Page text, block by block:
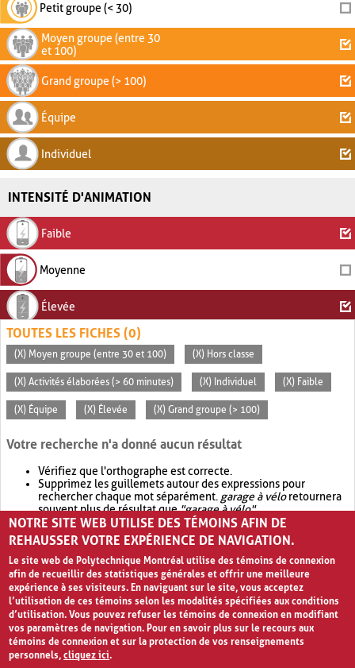
Petit groupe (< 30)
Moyen groupe (entre 30
et 100)
Grand groupe (> 100)
Équipe
Individuel
INTENSITÉ D'ANIMATION
Faible
Moyenne
Élevée
TOUTES LES FICHES (0)
(X) Moyen groupe (entre 30 et 100) (X) Hors classe
(X) Activités élaborées (> 60 minutes) (X) Individuel (X) Faible
(X) Équipe (X) Élevée (X) Grand groupe (> 100)
Votre recherche n'a donné aucun résultat
Vérifiez que l'orthographe est correcte.
Supprimez les guillemets autour des expressions pour
rechercher chaque mot séparément. garage à véloretournera
souvent plus de résultat que"garage à vélo".
Envisagez d'élargir votre recherche avec OR.garage OR vélo
retournera souvent plus de résultat quegarage à vélo
NOTRE SITE WEB UTILISE DES TÉMOINS AFIN DE
REHAUSSER VOTRE EXPÉRIENCE DE NAVIGATION.
Le site web de Polytechnique Montréal utilise des témoins de connexion
afin de recueillir des statistiques générales et offrir une meilleure
expérience à ses visiteurs. En naviguant sur le site, vous acceptez
l’utilisation de ces témoins selon les modalités spécifiées aux conditions
d’utilisation. Vous pouvez refuser les témoins de connexion en modifiant
vos paramètres de navigation. Pour en savoir plus sur le recours aux
témoins de connexion et sur la protection de vos renseignements
personnels,cliquez ici.